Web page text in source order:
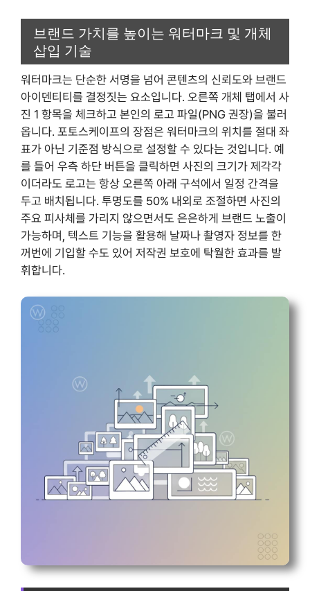
브랜드 가치를 높이는 워터마크 및 개체
삽입 기술
워터마크는 단순한 서명을 넘어 콘텐츠의 신뢰도와 브랜드
아이덴티티를 결정짓는 요소입니다. 오른쪽 개체 탭에서 사
진 1 항목을 체크하고 본인의 로고 파일(PNG 권장)을 불러
옵니다. 포토스케이프의 장점은 워터마크의 위치를 절대 좌
표가 아닌 기준점 방식으로 설정할 수 있다는 것입니다. 예
를 들어 우측 하단 버튼을 클릭하면 사진의 크기가 제각각
이더라도 로고는 항상 오른쪽 아래 구석에서 일정 간격을
두고 배치됩니다. 투명도를 50% 내외로 조절하면 사진의
주요 피사체를 가리지 않으면서도 은은하게 브랜드 노출이
가능하며, 텍스트 기능을 활용해 날짜나 촬영자 정보를 한
꺼번에 기입할 수도 있어 저작권 보호에 탁월한 효과를 발
휘합니다.